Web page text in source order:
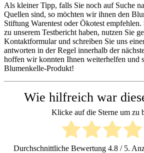
Als kleiner Tipp, falls Sie noch auf Suche
Quellen sind, so möchten wir ihnen den
Stiftung Warentest oder Ökotest
zu unserem Testbericht haben, nutzen Sie
Kontaktformular und schreiben Sie uns
antworten in der Regel innerhalb der
hoffen wir konnten Ihnen weiterhelfen und
Blumenkelle-Produkt!
Wie hilfreich war
Klicke auf die Sterne um zu
Durchschnittliche Bewertung 4.8/ 5.